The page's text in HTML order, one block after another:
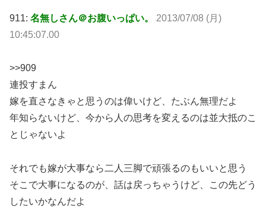
911: 名無しさん＠お腹いっぱい。 2013/07/08 (月)
10:45:07.00
>>909
連投すまん
嫁を直さなきゃと思うのは偉いけど、たぶん無理だよ
年知らないけど、今から人の思考を変えるのは並大抵のこ
とじゃないよ
それでも嫁が大事なら二人三脚で頑張るのもいいと思う
そこで大事になるのが、話は戻っちゃうけど、この先どう
したいかなんだよ